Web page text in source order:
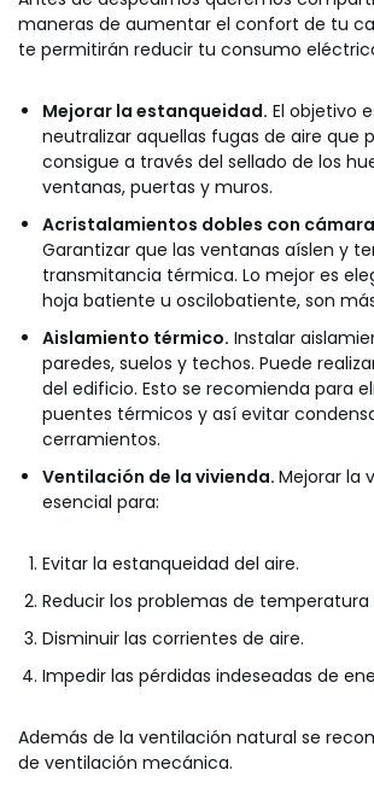
maneras de aumentar el confort de tu
te permitirán reducir tu consumo
Mejorar la estanqueidad. El objetivo
neutralizar aquellas fugas de aire que
consigue a través del sellado de los
ventanas, puertas y muros.
Acristalamientos dobles con
Garantizar que las ventanas aíslen y
transmitancia térmica. Lo mejor es
hoja batiente u oscilobatiente, son
Aislamiento térmico. Instalar
paredes, suelos y techos. Puede
del edificio. Esto se recomienda para
puentes térmicos y así evitar
cerramientos.
Ventilación de la vivienda. Mejorar la
esencial para:
Evitar la estanqueidad del aire.
Reducir los problemas de temperatura
Disminuir las corrientes de aire.
Impedir las pérdidas indeseadas de
Además de la ventilación natural se
de ventilación mecánica.